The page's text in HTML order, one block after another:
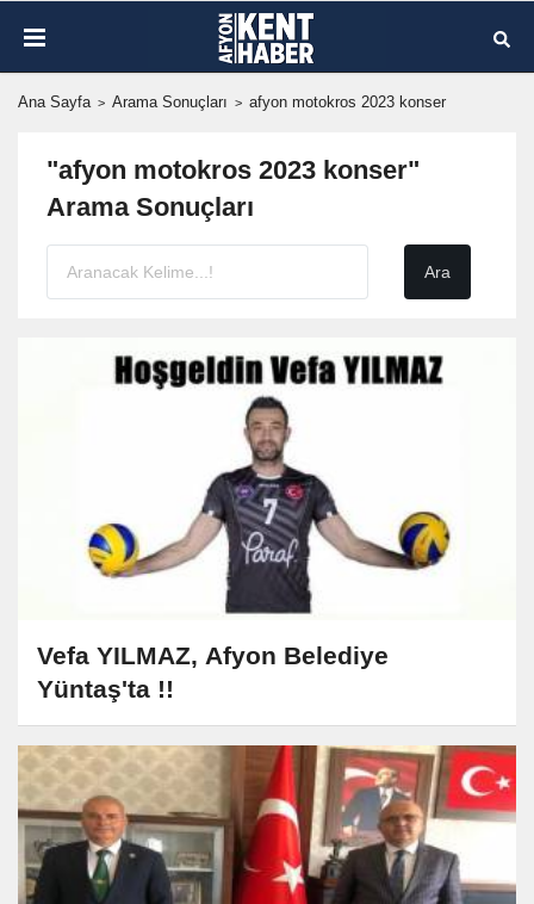
Ana Sayfa Arama Sonuçları afyon motokros 2023 konser
"afyon motokros 2023 konser"
Arama Sonuçları
Vefa YILMAZ, Afyon Belediye
Yüntaş'ta !!